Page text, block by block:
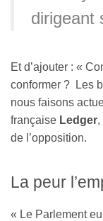
dirigeant
Et d’ajouter : «
conformer ? Les
nous faisons
française Ledger,
de l’opposition.
La peur
« Le Parlement